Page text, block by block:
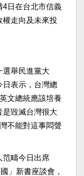
4日在台北市信義
權走向及未來投
選舉民進黨大
日表示，台灣總
文總統應該培養
是毀滅台灣很大
不能對這事悶聲
范疇今日出席
」新書座談會，